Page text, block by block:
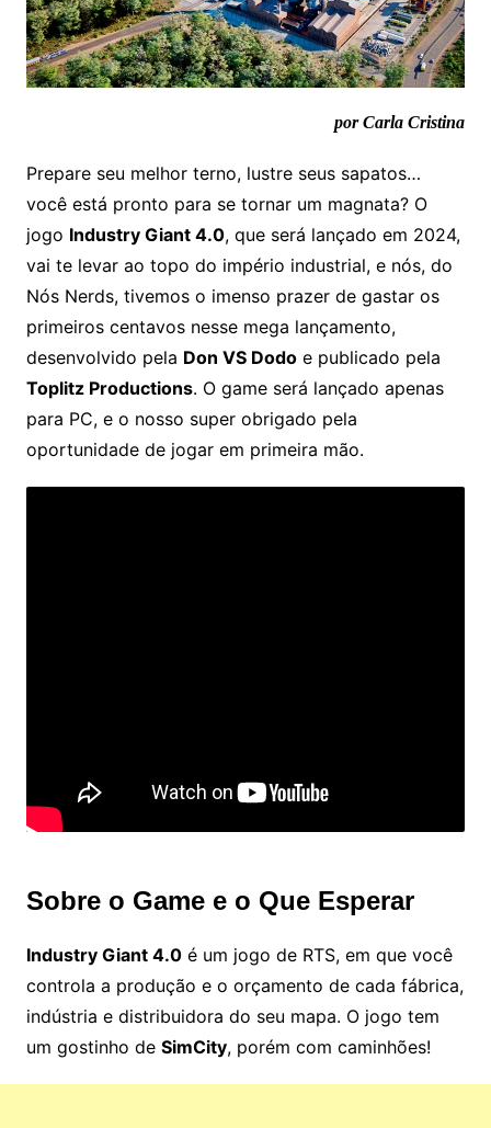
por Carla Cristina
Prepare seu melhor terno, lustre seus sapatos…
você está pronto para se tornar um magnata? O
jogo Industry Giant 4.0, que será lançado em 2024,
vai te levar ao topo do império industrial, e nós, do
Nós Nerds, tivemos o imenso prazer de gastar os
primeiros centavos nesse mega lançamento,
desenvolvido pela Don VS Dodoe publicado pela
Toplitz Productions. O game será lançado apenas
para PC, e o nosso super obrigado pela
oportunidade de jogar em primeira mão.
Sobre o Game e o Que Esperar
Industry Giant 4.0é um jogo de RTS, em que você
controla a produção e o orçamento de cada fábrica,
indústria e distribuidora do seu mapa. O jogo tem
um gostinho de SimCity, porém com caminhões!